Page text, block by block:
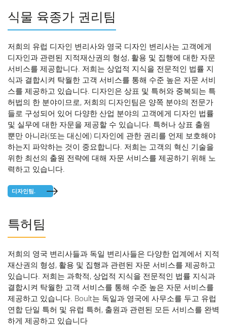
식물 육종가 권리팀
저희의 유럽 디자인 변리사와 영국 디자인 변리사는 고객에게
디자인과 관련된 지적재산권의 형성, 활용 및 집행에 대한 자문
서비스를 제공합니다. 저희는 상업적 지식을 전문적인 법률 지
식과 결합시켜 탁월한 고객 서비스를 통해 수준 높은 자문 서비
스를 제공하고 있습니다. 디자인은 상표 및 특허와 중복되는 특
허법의 한 분야이므로, 저희의 디자인팀은 양쪽 분야의 전문가
들로 구성되어 있어 다양한 산업 분야의 고객에게 디자인 법률
및 실무에 대한 자문을 제공할 수 있습니다. 특허나 상표 출원
뿐만 아니라(또는 대신에) 디자인에 관한 권리를 언제 보호해야
하는지 파악하는 것이 중요합니다. 저희는 고객의 혁신 기술을
위한 최선의 출원 전략에 대해 자문 서비스를 제공하기 위해 노
력하고 있습니다.
디자인팀.
특허팀
저희의 영국 변리사들과 독일 변리사들은 다양한 업계에서 지적
재산권의 형성, 활용 및 집행과 관련된 자문 서비스를 제공하고
있습니다. 저희는 과학적, 상업적 지식을 전문적인 법률 지식과
결합시켜 탁월한 고객 서비스를 통해 수준 높은 자문 서비스를
제공하고 있습니다. Boult는 독일과 영국에 사무소를 두고 유럽
연합 단일 특허 및 유럽 특허, 출원과 관련된 모든 서비스를 완벽
하게 제공하고 있습니다